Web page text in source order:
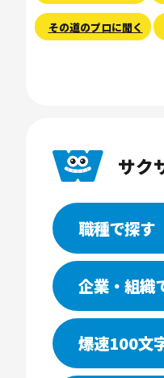
その道のプロに聞く
サク
職種で探す
企業・組織
爆速100文